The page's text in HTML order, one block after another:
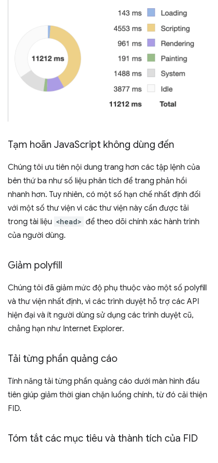
Tạm hoãn JavaScript không dùng đến
Chúng tôi ưu tiên nội dung trang hơn các tập lệnh của
bên thứ ba như số liệu phân tích để trang phản hồi
nhanh hơn. Tuy nhiên, có một số hạn chế nhất định đối
với một số thư viện vì các thư viện này cần được tải
trong tài liệu <head> để theo dõi chính xác hành trình
của người dùng.
Giảm polyfill
Chúng tôi đã giảm mức độ phụ thuộc vào một số polyfill
và thư viện nhất định, vì các trình duyệt hỗ trợ các API
hiện đại và ít người dùng sử dụng các trình duyệt cũ,
chẳng hạn như Internet Explorer.
Tải từng phần quảng cáo
Tính năng tải từng phần quảng cáo dưới màn hình đầu
tiên giúp giảm thời gian chặn luồng chính, từ đó cải thiện
FID.
Tóm tắt các mục tiêu và thành tích của FID